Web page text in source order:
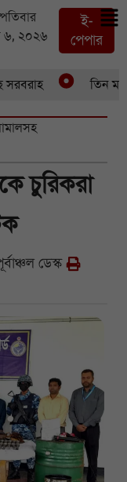
২০২৬
ই-
পেপার
তিন মাস
চুরিকরা
ডেস্ক